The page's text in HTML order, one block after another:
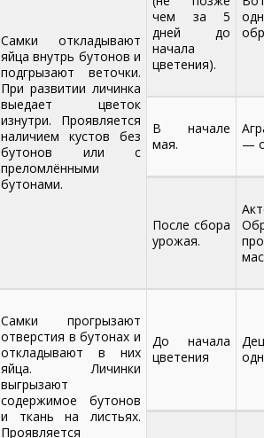
Самки откладывают
яйца внутрь бутонов и
подгрызают веточки.
При развитии личинка
выедает цветок
изнутри. Проявляется
наличием кустов без
бутонов или с
преломлёнными
бутонами.
чем за 5
дней до
начала
цветения).
В начале
мая.
—
После сбора
урожая.
Самки прогрызают
отверстия в бутонах и
откладывают в них
яйца. Личинки
выгрызают
содержимое бутонов
и ткань на листьях.
Проявляется
До начала
цветения